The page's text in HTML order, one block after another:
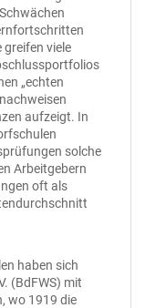
viele
„echten
aufzeigt. In
solche
Arbeitgebern
oft als
haben sich
(BdFWS) mit
wo 1919 die